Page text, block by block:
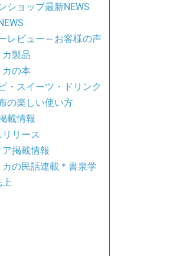
ショップ最新NEWS
レビュー～お客様の声
カ製品
カの本
・スイーツ・ドリンク
の楽しい使い方
載情報
リース
ア掲載情報
カの民話連載＊書泉学